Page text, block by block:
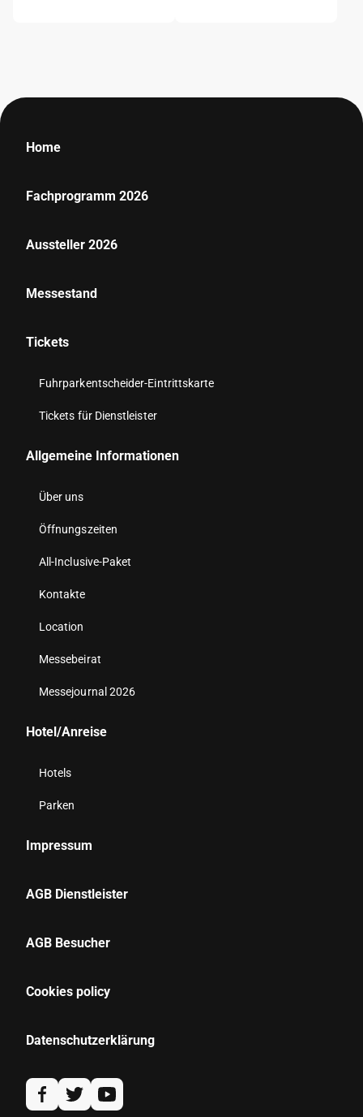
Home
Fachprogramm 2026
Aussteller 2026
Messestand
Tickets
Fuhrparkentscheider-Eintrittskarte
Tickets für Dienstleister
Allgemeine Informationen
Über uns
Öffnungszeiten
All-Inclusive-Paket
Kontakte
Location
Messebeirat
Messejournal 2026
Hotel/Anreise
Hotels
Parken
Impressum
AGB Dienstleister
AGB Besucher
Cookies policy
Datenschutzerklärung